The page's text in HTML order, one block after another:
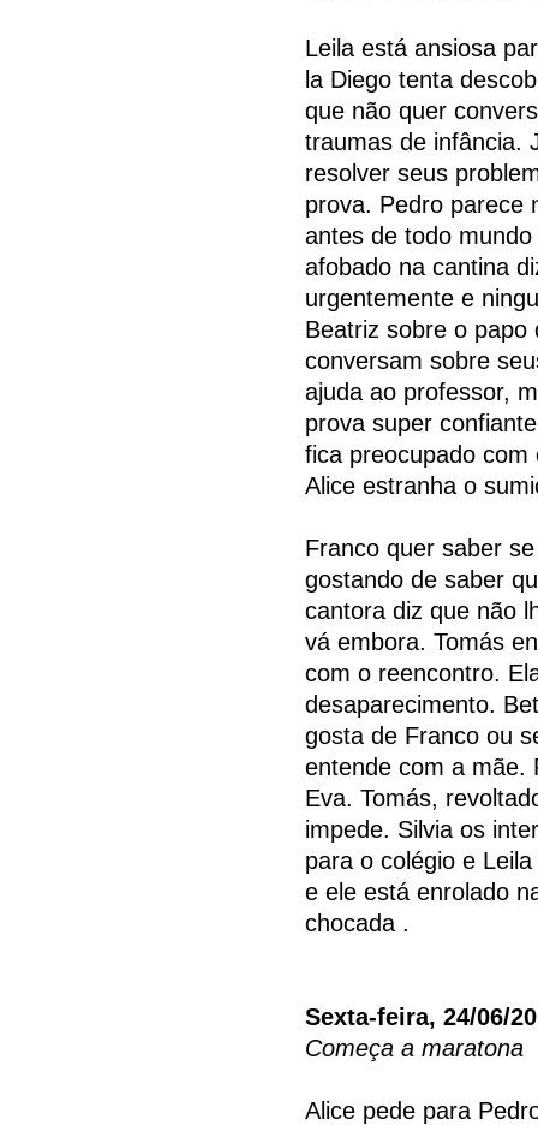
Leila está ansiosa
la Diego tenta
que não quer
traumas de infância.
resolver seus
prova. Pedro parece
antes de todo
afobado na cantina
urgentemente e
Beatriz sobre o
conversam sobre
ajuda ao professor,
prova super
fica preocupado
Alice estranha o
Franco quer saber
gostando de saber
cantora diz que não
vá embora. Tomás
com o reencontro.
desaparecimento.
gosta de Franco ou
entende com a mãe.
Eva. Tomás,
impede. Silvia os
para o colégio e
e ele está enrolado
chocada .
Sexta-feira, 24/06/
Começa a maratona
Alice pede para